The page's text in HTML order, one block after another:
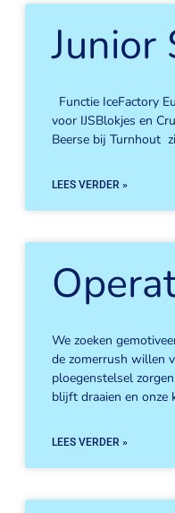
Junior
Functie IceFactory
voor IJSBlokjes en
Beerse bij Turnhout
LEES VERDER »
We zoeken
de zomerrush willen
ploegenstelsel
blijft draaien en onze
LEES VERDER »